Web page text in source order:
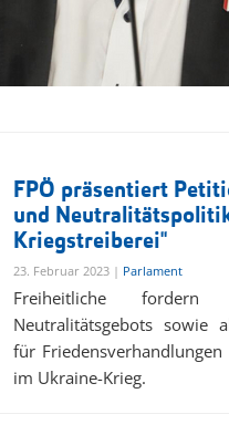
FPÖ präsentiert
und
Kriegstreiberei"
23. Februar 2023 | Parlament
Freiheitliche fordern
Neutralitätsgebots sowie
für
im Ukraine-Krieg.